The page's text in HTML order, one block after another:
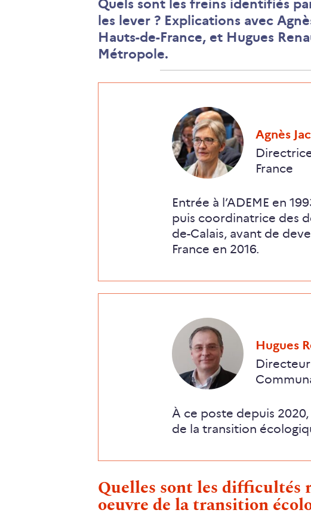
Quels sont les freins identifiés
les lever ? Explications avec
Hauts-de-France, et Hugues
Métropole.
Agnès
France
Entrée à l’ADEME en
puis coordinatrice des
de-Calais, avant de
France en 2016.
Hugues
À ce poste depuis
de la transition
Quelles sont les difficultés
oeuvre de la transition